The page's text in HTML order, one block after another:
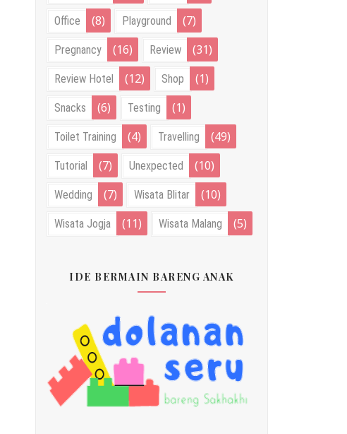
Office (8) Playground (7)
Pregnancy (16) Review (31)
Review Hotel (12) Shop (1)
Snacks (6) Testing (1)
Toilet Training (4) Travelling (49)
Tutorial (7) Unexpected (10)
Wedding (7) Wisata Blitar (10)
Wisata Jogja (11) Wisata Malang (5)
IDE BERMAIN BARENG ANAK